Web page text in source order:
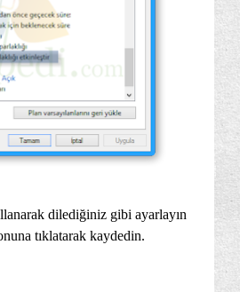
dilediğiniz gibi ayarlayın
tıklatarak kaydedin.